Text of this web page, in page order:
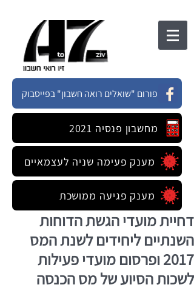
פורום "שואלים רואה חשבון" בפייסבוק
מחשבון פנסיה 2021
מענק פעימה שניה לעצמאיים
מענק פגיעה ממושכת
דחיית מועדי הגשת הדוחות
השנתיים ליחידים לשנת המס
2017 ופרסום מועדי פעילות
לשכות הסיוע של מס הכנסה